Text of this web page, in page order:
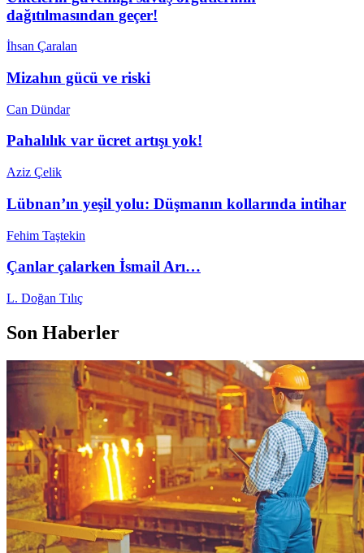
dağıtılmasından geçer!
İhsan Çaralan
Mizahın gücü ve riski
Can Dündar
Pahalılık var ücret artışı yok!
Aziz Çelik
Lübnan’ın yeşil yolu: Düşmanın kollarında intihar
Fehim Taştekin
Çanlar çalarken İsmail Arı…
L. Doğan Tılıç
Son Haberler